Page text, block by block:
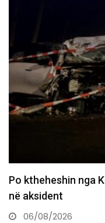
Policia konfirmon
nga Spanja, i
06/08/2026